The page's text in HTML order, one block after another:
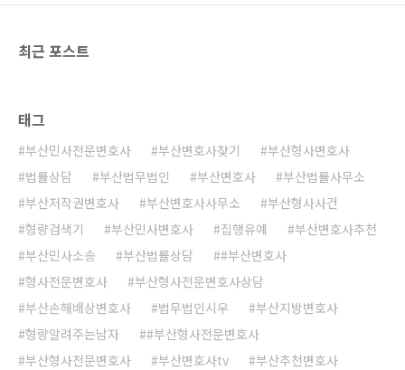
최근 포스트
태그
부산민사전문변호사 부산변호사찾기
부산형사변호사
법률상담
부산법무법인 부산변호사
부산법률사무소
부산저작권변호사
부산변호사사무소
부산형사사건
형량검색기
부산민사변호사 집행유예
부산변호사추천
부산민사소송
부산법률상담
#부산변호사
형사전문변호사
부산형사전문변호사상담
부산손해배상변호사
법무법인시우
부산지방변호사
형량알려주는남자
#부산형사전문변호사
부산형사전문변호사
부산변호사tv 부산추천변호사